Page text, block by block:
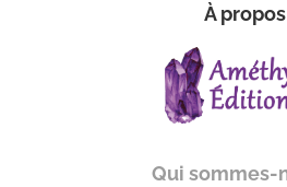
À propos
Qui sommes-